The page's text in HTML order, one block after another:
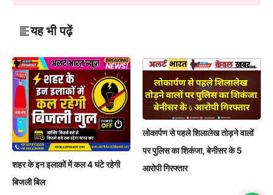
यह भी पढ़ें
शहर के इन इलाकों में कल 4 घंटे रहेगी
बिजली बिल
लोकार्पण से पहले शिलालेख तोड़ने वालों
पर पुलिस का शिकंजा, बेनीसर के 5
आरोपी गिरफ्तार